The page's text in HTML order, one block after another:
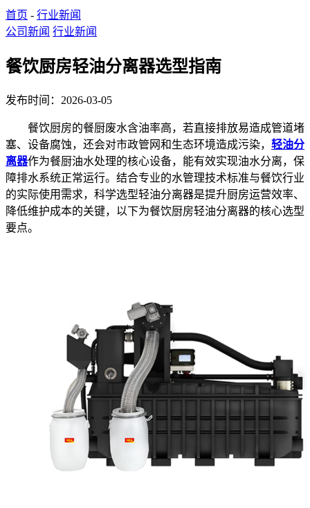
首页 - 行业新闻
公司新闻 行业新闻
餐饮厨房轻油分离器选型指南
发布时间：2026-03-05
餐饮厨房的餐厨废水含油率高，若直接排放易造成管道堵
塞、设备腐蚀，还会对市政管网和生态环境造成污染， 轻油分
离器作为餐厨油水处理的核心设备，能有效实现油水分离，保
障排水系统正常运行。结合专业的水管理技术标准与餐饮行业
的实际使用需求，科学选型轻油分离器是提升厨房运营效率、
降低维护成本的关键，以下为餐饮厨房轻油分离器的核心选型
要点。